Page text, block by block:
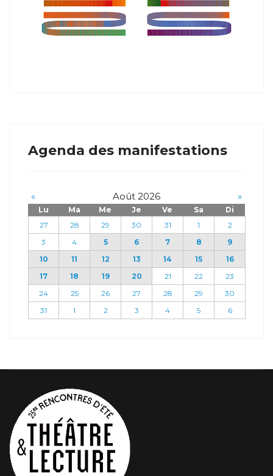
Agenda des manifestations
« Août 2026 »
Lu Ma Me Je Ve Sa
Di
27
28 29 30 31 1
2
3
4 5 6 7 8
9
10
11 12 13 14 15
16
17
18 19 20 21 22
23
24
25 26 27 28 29
30
31
1 2 3 4 5 6